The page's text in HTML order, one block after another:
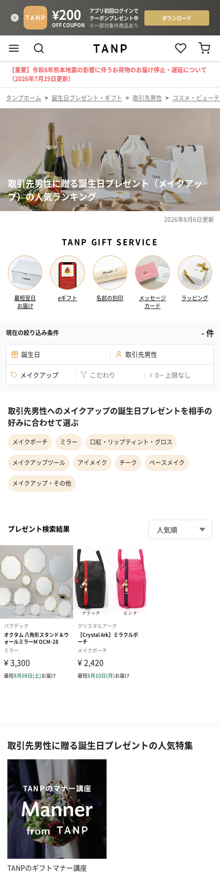
【重要】令和8年熊本地震の影響に伴うお荷物のお届け停止・遅延について
（2026年7月29日更新）
タンプホーム > 誕生日プレゼント・ギフト > 取引先男性 > コスメ・ビュー
取引先男性に贈る誕生日プレゼント（メイクアッ
プ）の人気ランキング
2026年8月6日更新
TANP GIFT SERVICE
最短翌日
お届け
eギフト 名前の刻印
メッセージ
カード
ラッピング
現在の絞り込み条件 -件
誕生日 取引先男性
メイクアップ こだわり ¥ 0 ~ 上限なし
取引先男性へのメイクアップの誕生日プレゼントを相手の
好みに合わせて選ぶ
メイクポーチ ミラー 口紅・リップティント・グロス
メイクアップツール アイメイク チーク ベースメイク
メイクアップ・その他
プレゼント検索結果
取引先男性に贈る誕生日プレゼントの人気特集
TANPのギフトマナー講座